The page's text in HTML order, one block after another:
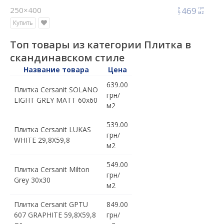
250×400 цена 469 грн
м2
Купить
Топ товары из категории Плитка в
скандинавском стиле
Название товара Цена
Плитка Cersanit SOLANO
LIGHT GREY MATT 60x60
639.00
грн/
м2
Плитка Cersanit LUKAS
WHITE 29,8X59,8
539.00
грн/
м2
Плитка Cersanit Milton
Grey 30x30
549.00
грн/
м2
Плитка Cersanit GPTU
607 GRAPHITE 59,8X59,8
849.00
грн/